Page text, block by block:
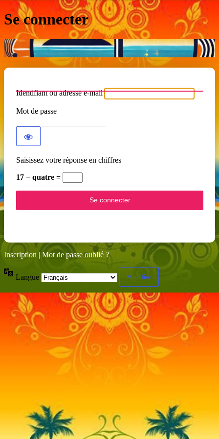
Se connecter
Identifiant ou adresse e-mail
Mot de passe
Saisissez votre réponse en chiffres
17 − quatre =
Inscription | Mot de passe oublié ?
Langue